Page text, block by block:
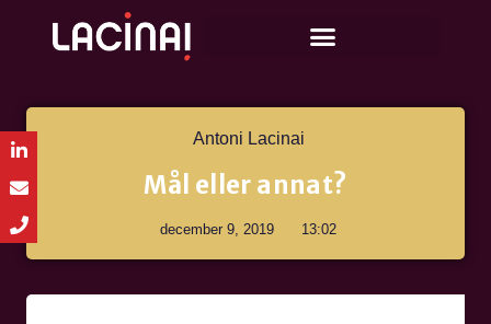
Antoni Lacinai
Mål eller annat?
december 9, 2019 13:02